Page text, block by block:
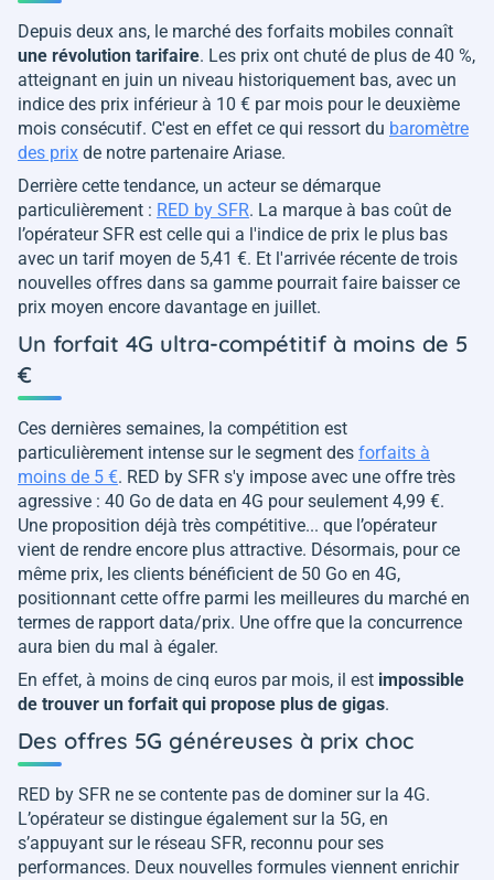
Depuis deux ans, le marché des forfaits mobiles connaît
une révolution tarifaire. Les prix ont chuté de plus de 40 %,
atteignant en juin un niveau historiquement bas, avec un
indice des prix inférieur à 10 € par mois pour le deuxième
mois consécutif. C'est en effet ce qui ressort du baromètre
des prix de notre partenaire Ariase.
Derrière cette tendance, un acteur se démarque
particulièrement : RED by SFR. La marque à bas coût de
l’opérateur SFR est celle qui a l'indice de prix le plus bas
avec un tarif moyen de 5,41 €. Et l'arrivée récente de trois
nouvelles offres dans sa gamme pourrait faire baisser ce
prix moyen encore davantage en juillet.
Un forfait 4G ultra-compétitif à moins de 5
€
Ces dernières semaines, la compétition est
particulièrement intense sur le segment des forfaits à
moins de 5 €. RED by SFR s'y impose avec une offre très
agressive : 40 Go de data en 4G pour seulement 4,99 €.
Une proposition déjà très compétitive... que l’opérateur
vient de rendre encore plus attractive. Désormais, pour ce
même prix, les clients bénéficient de 50 Go en 4G,
positionnant cette offre parmi les meilleures du marché en
termes de rapport data/prix. Une offre que la concurrence
aura bien du mal à égaler.
En effet, à moins de cinq euros par mois, il est impossible
de trouver un forfait qui propose plus de gigas.
Des offres 5G généreuses à prix choc
RED by SFR ne se contente pas de dominer sur la 4G.
L’opérateur se distingue également sur la 5G, en
s’appuyant sur le réseau SFR, reconnu pour ses
performances. Deux nouvelles formules viennent enrichir